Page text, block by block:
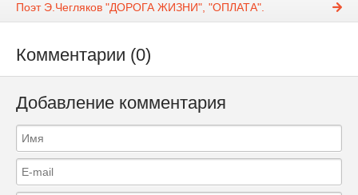
Поэт Э.Чегляков "ДОРОГА ЖИЗНИ", "ОПЛАТА".
Комментарии (0)
Добавление комментария